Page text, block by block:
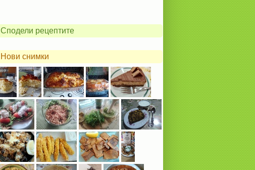
Сподели рецептите
Нови снимки